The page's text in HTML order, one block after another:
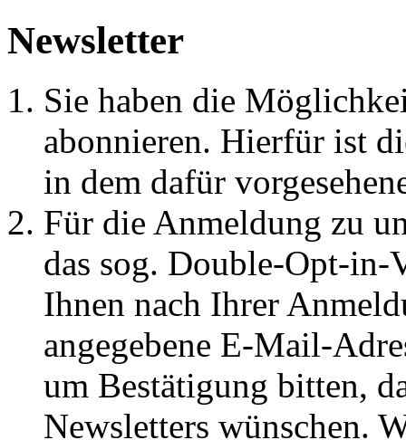
Newsletter
Sie haben die
abonnieren. Hierfür ist
in dem dafür
Für die Anmeldung zu
das sog. Double-Opt-in-
Ihnen nach Ihrer
angegebene E-Mail-
um Bestätigung bitten,
Newsletters wünschen.